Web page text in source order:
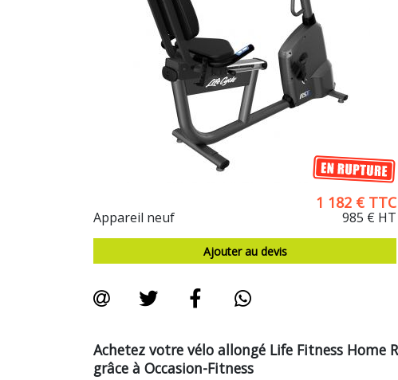
Appareil neuf
1 182 € TTC
985 € HT
Ajouter au devis
Achetez votre vélo allongé Life Fitness Home
grâce à Occasion-Fitness